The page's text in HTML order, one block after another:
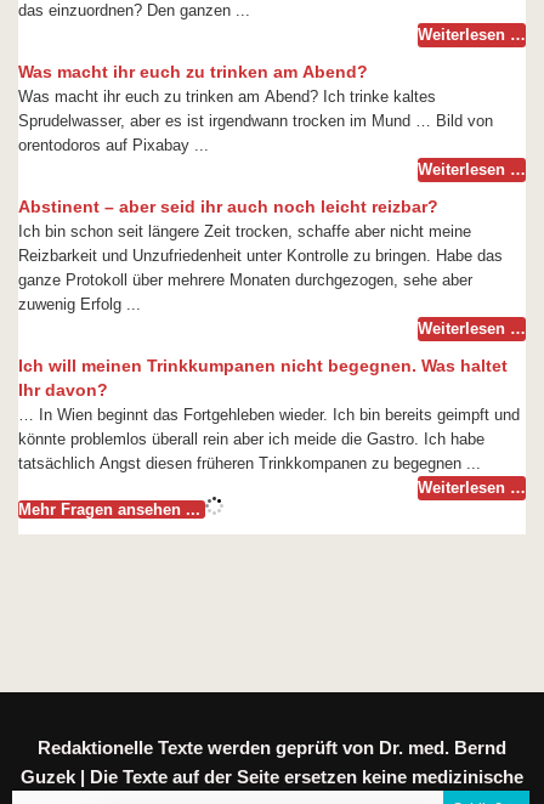
das einzuordnen? Den ganzen ...
Weiterlesen …
Was macht ihr euch zu trinken am Abend?
Was macht ihr euch zu trinken am Abend? Ich trinke kaltes
Sprudelwasser, aber es ist irgendwann trocken im Mund … Bild von
orentodoros auf Pixabay ...
Weiterlesen …
Abstinent – aber seid ihr auch noch leicht reizbar?
Ich bin schon seit längere Zeit trocken, schaffe aber nicht meine
Reizbarkeit und Unzufriedenheit unter Kontrolle zu bringen. Habe das
ganze Protokoll über mehrere Monaten durchgezogen, sehe aber
zuwenig Erfolg ...
Weiterlesen …
Ich will meinen Trinkkumpanen nicht begegnen. Was haltet
Ihr davon?
… In Wien beginnt das Fortgehleben wieder. Ich bin bereits geimpft und
könnte problemlos überall rein aber ich meide die Gastro. Ich habe
tatsächlich Angst diesen früheren Trinkkompanen zu begegnen ...
Weiterlesen …
Mehr Fragen ansehen ...
Redaktionelle Texte werden geprüft von Dr. med. Bernd
Guzek | Die Texte auf der Seite ersetzen keine medizinische